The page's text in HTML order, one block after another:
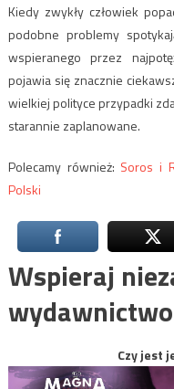
Kiedy zwykły człowiek
podobne problemy
wspieranego przez
pojawia się znacznie
wielkiej polityce przypadki
starannie zaplanowane.
Polecamy również: Soros i
Polski
Wspieraj
Czy jest